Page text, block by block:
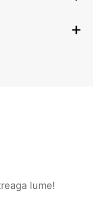
lume!